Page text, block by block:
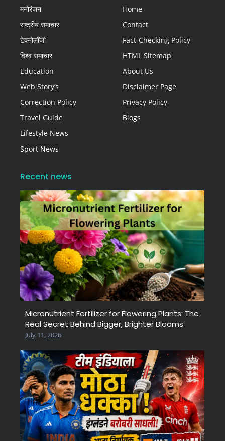
मनोरंजन
राष्ट्रीय समाचार
टेक्नोलॉजी
विश्व समाचार
Education
Web Story’s
Correction Policy
Travel Guide
Lifestyle News
Sport News
Home
Contact
Fact-Checking Policy
HTML Sitemap
About Us
Disclaimer Page
Privacy Policy
Blogs
Recent news
Micronutrient Fertilizer for Flowering Plants: The
Real Secret Behind Bigger, Brighter Blooms
July 11, 2026